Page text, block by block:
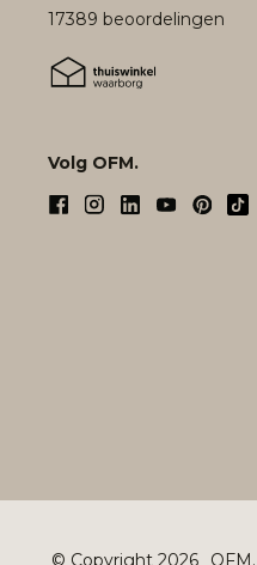
17389 beoordelingen
Volg OFM.
© Copyright 2026 OFM.